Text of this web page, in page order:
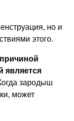
но и
этого.
является
зародыш
может